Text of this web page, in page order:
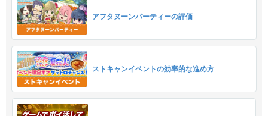
アフタヌーンパーティーの評価
ストキャンイベントの効率的な進め方